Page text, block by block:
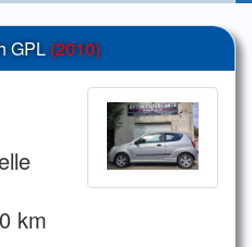
GPL(2010)
km